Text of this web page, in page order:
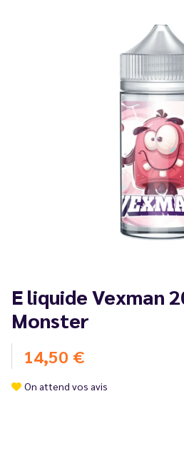
E liquide Vexman
Monster
14,50 €
On attend vos avis